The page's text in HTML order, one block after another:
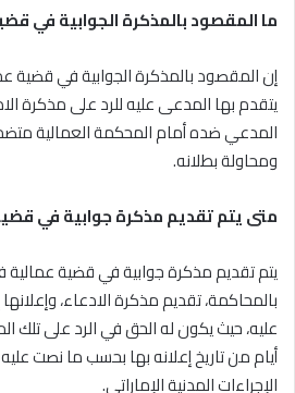
ما المقصود بالمذكرة الجوابية في
إن المقصود بالمذكرة الجوابية في قضية
يتقدم بها المدعى عليه للرد على مذكرة
المدعي ضده أمام المحكمة العمالية
ومحاولة بطلانه.
متى يتم تقديم مذكرة جوابية في
يتم تقديم مذكرة جوابية في قضية عمالية
بالمحاكمة، تقديم مذكرة الادعاء،
عليه، حيث يكون له الحق في الرد على تلك
الإجراءات المدنية الإماراتي.